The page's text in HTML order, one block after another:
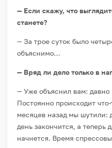
— Если скажу, что
станете?
— За трое суток было
объяснимо…
— Вряд ли дело только в
— Уже объяснил вам: давно
Постоянно происходит
месяцев назад мы шутили:
день закончится, а теперь
начнется. Время